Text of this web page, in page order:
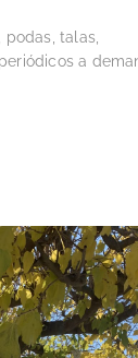
podas, talas,
a